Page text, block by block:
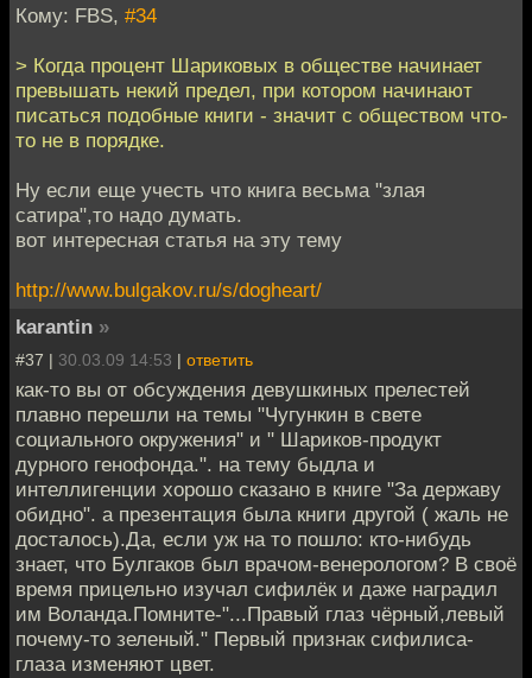
Кому: FBS, #34
> Когда процент Шариковых в обществе начинает
превышать некий предел, при котором начинают
писаться подобные книги - значит с обществом что-
то не в порядке.
Ну если еще учесть что книга весьма "злая
сатира",то надо думать.
вот интересная статья на эту тему
http://www.bulgakov.ru/s/dogheart/
karantin »
#37 | 30.03.09 14:53 | ответить
как-то вы от обсуждения девушкиных прелестей
плавно перешли на темы "Чугункин в свете
социального окружения" и " Шариков-продукт
дурного генофонда.". на тему быдла и
интеллигенции хорошо сказано в книге "За державу
обидно". а презентация была книги другой ( жаль не
досталось).Да, если уж на то пошло: кто-нибудь
знает, что Булгаков был врачом-венерологом? В своё
время прицельно изучал сифилёк и даже наградил
им Воланда.Помните-"...Правый глаз чёрный,левый
почему-то зеленый." Первый признак сифилиса-
глаза изменяют цвет.